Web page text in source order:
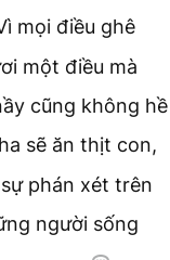
mọi điều ghê
một điều mà
cũng không hề
sẽ ăn thịt con,
phán xét trên
người sống